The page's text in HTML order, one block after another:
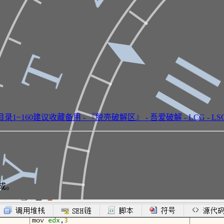
1~160建议收藏备用 - 『脱壳破解区』 - 吾爱破解 - LCG -
。
Τ